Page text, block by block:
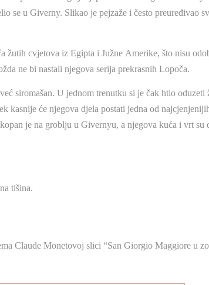
se u Giverny. Slikao je pejzaže i često preuređivao
žutih cvjetova iz Egipta i Južne Amerike, što nisu
ne bi nastali njegova serija prekrasnih Lopoča.
siromašan. U jednom trenutku si je čak htio oduzeti
kasnije će njegova djela postati jedna od
je na groblju u Givernyu, a njegova kuća i vrt su
tišina.
Claude Monetovoj slici “San Giorgio Maggiore u